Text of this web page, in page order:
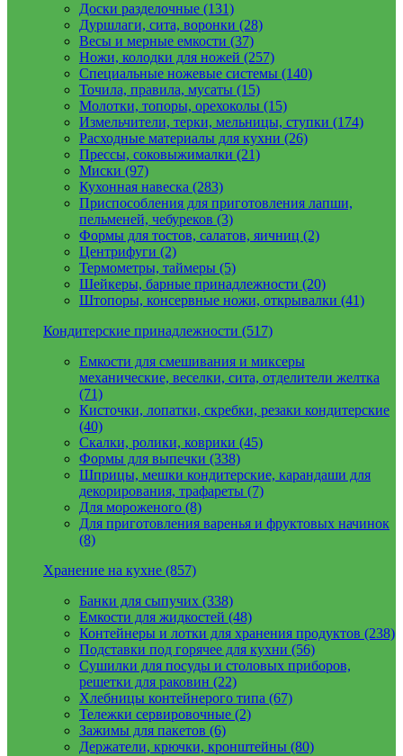
Доски разделочные (131)
Дуршлаги, сита, воронки (28)
Весы и мерные емкости (37)
Ножи, колодки для ножей (257)
Специальные ножевые системы (140)
Точила, правила, мусаты (15)
Молотки, топоры, орехоколы (15)
Измельчители, терки, мельницы, ступки (174)
Расходные материалы для кухни (26)
Прессы, соковыжималки (21)
Миски (97)
Кухонная навеска (283)
Приспособления для приготовления лапши,
пельменей, чебуреков (3)
Формы для тостов, салатов, яичниц (2)
Центрифуги (2)
Термометры, таймеры (5)
Шейкеры, барные принадлежности (20)
Штопоры, консервные ножи, открывалки (41)
Кондитерские принадлежности (517)
Емкости для смешивания и миксеры
механические, веселки, сита, отделители желтка
(71)
Кисточки, лопатки, скребки, резаки кондитерские
(40)
Скалки, ролики, коврики (45)
Формы для выпечки (338)
Шприцы, мешки кондитерские, карандаши для
декорирования, трафареты (7)
Для мороженого (8)
Для приготовления варенья и фруктовых начинок
(8)
Хранение на кухне (857)
Банки для сыпучих (338)
Емкости для жидкостей (48)
Контейнеры и лотки для хранения продуктов (238)
Подставки под горячее для кухни (56)
Сушилки для посуды и столовых приборов,
решетки для раковин (22)
Хлебницы контейнерого типа (67)
Тележки сервировочные (2)
Зажимы для пакетов (6)
Держатели, крючки, кронштейны (80)